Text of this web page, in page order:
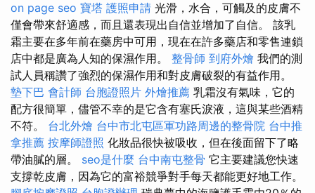
on page seo 寶塔 護照申請 光滑，水合，可觸及的皮膚不
僅會帶來舒適感，而且還表現出自信並增加了自信。 該乳
霜主要在多年前在藥房中可用，現在在許多藥店和零售連鎖
店中都是廣為人知的保濕作用。 整骨師 到府外燴 我們的測
試人員稱讚了強烈的保濕作用和對皮膚破裂的有益作用。
墊下巴 會計師 台胞證照片 外燴推薦 乳霜沒有氣味，它的
配方很簡單，儘管不幸的是它含有塞氏淚液，這與某些酒精
不符。 台北外燴 台中市北屯區軍功路周邊的整骨院 台中推
拿推薦 按摩師證照 化妝品很快被吸收，但在後面留下了略
帶油膩的層。 seo是什麼 台中南屯整骨 它主要建議您快速
支撐乾皮膚，因為它的富裕競爭對手每天都能更好地工作。